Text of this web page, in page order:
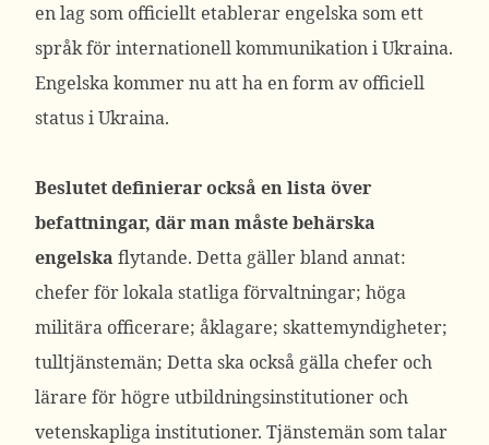
en lag som officiellt etablerar engelska som ett
språk för internationell kommunikation i Ukraina.
Engelska kommer nu att ha en form av officiell
status i Ukraina.
Beslutet definierar också en lista över
befattningar, där man måste behärska
engelska flytande. Detta gäller bland annat:
chefer för lokala statliga förvaltningar; höga
militära officerare; åklagare; skattemyndigheter;
tulltjänstemän; Detta ska också gälla chefer och
lärare för högre utbildningsinstitutioner och
vetenskapliga institutioner. Tjänstemän som talar